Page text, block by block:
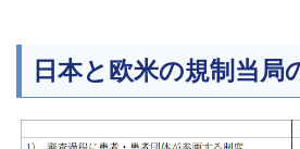
日本と欧米の規制当局